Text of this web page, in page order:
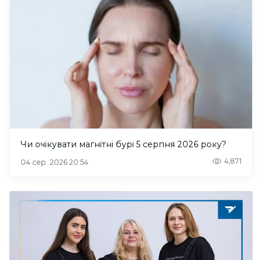
Чи очікувати магнітні бурі 5 серпня 2026 року?
04 сер. 2026 20:54 4,871